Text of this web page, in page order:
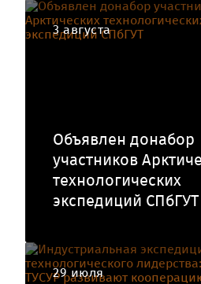
3 августа
Объявлен донабор
участников
технологических
экспедиций СПбГУТ
29 июля